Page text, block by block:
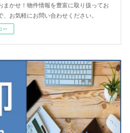
まかせ！物件情報を豊富に取り扱ってお
、お気軽にお問い合わせください。
ー